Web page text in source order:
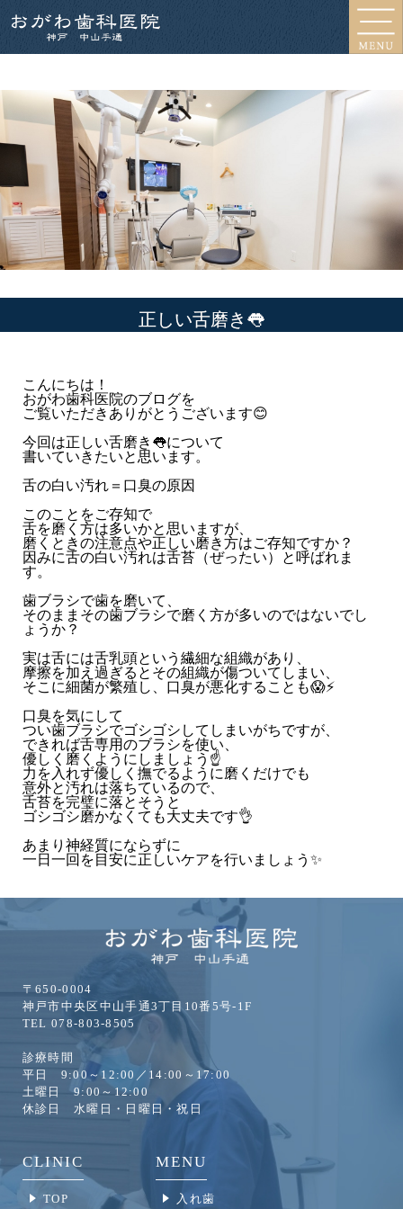
正しい舌磨き👅
こんにちは！
おがわ歯科医院のブログを
ご覧いただきありがとうございます😊
今回は正しい舌磨き👅について
書いていきたいと思います。
舌の白い汚れ＝口臭の原因
このことをご存知で
舌を磨く方は多いかと思いますが、
磨くときの注意点や正しい磨き方はご存知ですか？
因みに舌の白い汚れは舌苔（ぜったい）と呼ばれま
す。
歯ブラシで歯を磨いて、
そのままその歯ブラシで磨く方が多いのではないでし
ょうか？
実は舌には舌乳頭という繊細な組織があり、
摩擦を加え過ぎるとその組織が傷ついてしまい、
そこに細菌が繁殖し、口臭が悪化することも😱⚡️
口臭を気にして
つい歯ブラシでゴシゴシしてしまいがちですが、
できれば舌専用のブラシを使い、
優しく磨くようにしましょう☝️
力を入れず優しく撫でるように磨くだけでも
意外と汚れは落ちているので、
舌苔を完璧に落とそうと
ゴシゴシ磨かなくても大丈夫です👌
あまり神経質にならずに
一日一回を目安に正しいケアを行いましょう✨
〒650-0004
神戸市中央区中山手通3丁目10番5号-1F
TEL 078-803-8505
診療時間
平日 9:00～12:00／14:00～17:00
土曜日 9:00～12:00
休診日 水曜日・日曜日・祝日
CLINIC
TOP
MENU
入れ歯